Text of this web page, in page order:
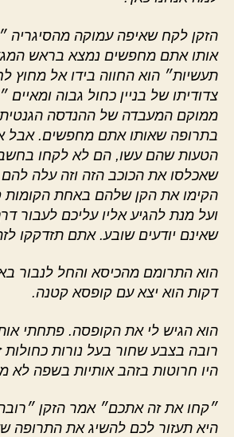
הזקן לקח שאיפה עמוקה מהסיגריה
אותו אתם מחפשים נמצא בראש
תעשיות״ הוא החווה בידו אל מחוץ
צדודיתו של בניין כחול גבוה
ממוקם המעבדה של ההנדסה
בתרופה שאותו אתם מחפשים. אבל
הטעות שהם עשו, הם לא לקחו
שאכלסו את הכוכב הזה וזה עלה להם
הקימו את הקן שלהם באחת הקומות
ועל מנת להגיע אליו עליכם לעבור
שאינם יודעים שובע. אתם תזדקקו
הוא התרומם מהכיסא והחל לנבור
דקות הוא יצא עם קופסא קטנה.
הוא הגיש לי את הקופסה. פתחתי
רובה בצבע שחור בעל נורות כחולות
היו חרוטות בזהב אותיות בשפה לא
״קחו את זה אתכם״ אמר הזקן
היא תעזור לכם להשיג את התרופה